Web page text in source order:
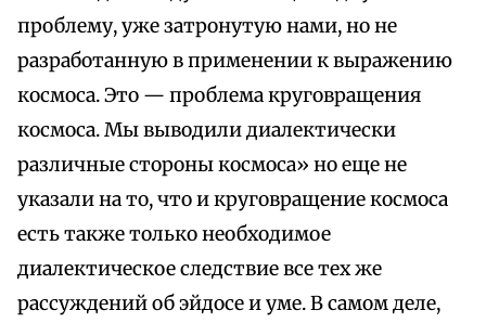
проблему, уже затронутую нами, но не
разработанную в применении к выражению
космоса. Это — проблема круговращения
космоса. Мы выводили диалектически
различные стороны космоса» но еще не
указали на то, что и круговращение космоса
есть также только необходимое
диалектическое следствие все тех же
рассуждений об эйдосе и уме. В самом деле,